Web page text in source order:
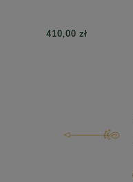
279,00 zł